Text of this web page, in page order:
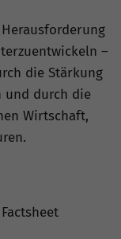
–
die Stärkung
und durch die
Wirtschaft,